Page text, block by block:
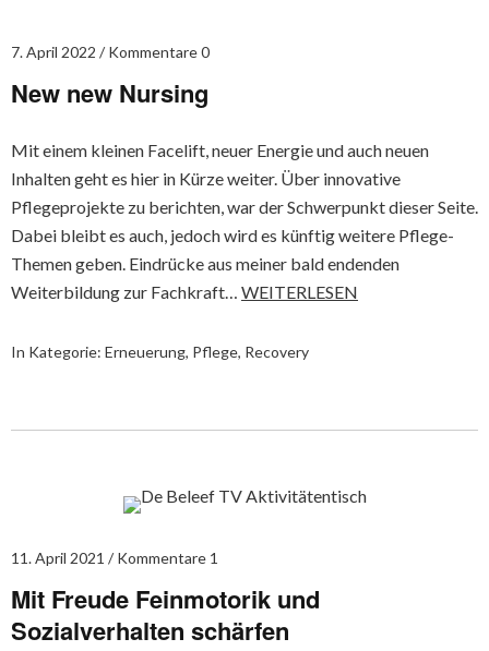
7. April 2022 Kommentare 0
New new Nursing
Mit einem kleinen Facelift, neuer Energie und auch neuen
Inhalten geht es hier in Kürze weiter. Über innovative
Pflegeprojekte zu berichten, war der Schwerpunkt dieser Seite.
Dabei bleibt es auch, jedoch wird es künftig weitere Pflege-
Themen geben. Eindrücke aus meiner bald endenden
Weiterbildung zur Fachkraft… WEITERLESEN
In Kategorie: Erneuerung, Pflege, Recovery
11. April 2021 Kommentare 1
Mit Freude Feinmotorik und
Sozialverhalten schärfen